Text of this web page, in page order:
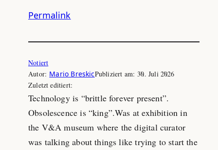
Permalink
Notiert
Autor: Mario BreskicPubliziert am:30. Juli 2026
Zuletzt editiert:
Technology is “brittle forever present”.
Obsolescence is “king”.Was at exhibition in
the V&A museum where the digital curator
was talking about things like trying to start the